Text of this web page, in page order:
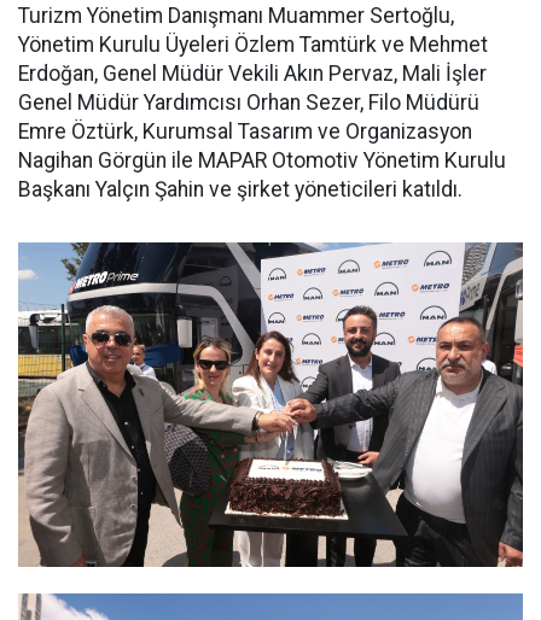
Turizm Yönetim Danışmanı Muammer Sertoğlu,
Yönetim Kurulu Üyeleri Özlem Tamtürk ve Mehmet
Erdoğan, Genel Müdür Vekili Akın Pervaz, Mali İşler
Genel Müdür Yardımcısı Orhan Sezer, Filo Müdürü
Emre Öztürk, Kurumsal Tasarım ve Organizasyon
Nagihan Görgün ile MAPAR Otomotiv Yönetim Kurulu
Başkanı Yalçın Şahin ve şirket yöneticileri katıldı.